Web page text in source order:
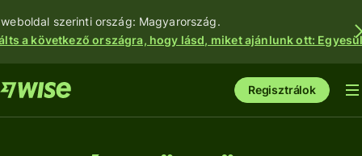
szerinti ország: Magyarország.
a következő országra, hogy lásd, miket ajánlunk ott:
Regisztrálok